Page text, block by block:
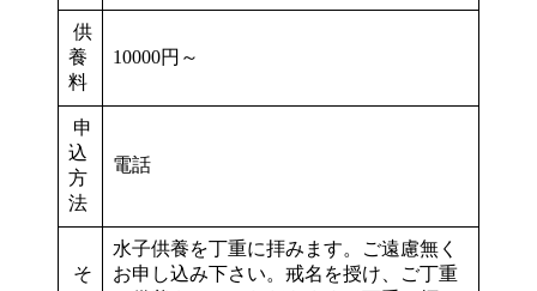
供
養
料
10000円～
申
込
方
法
電話
そ
水子供養を丁重に拝みます。ご遠慮無く
お申し込み下さい。戒名を授け、ご丁重